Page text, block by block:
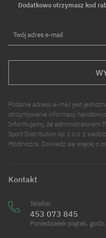
Dodatkowo otrzymasz kod
Twój adres e-mail
Podanie adresu e-mail jest
otrzymywanie informacji
Informujemy, że administratorem
Sport Distribution sp. z o.o. z
Modlniczce. Dowiedz się więcej o
Kontakt
Telefon
453 073 845
Poniedziałek-piątek,